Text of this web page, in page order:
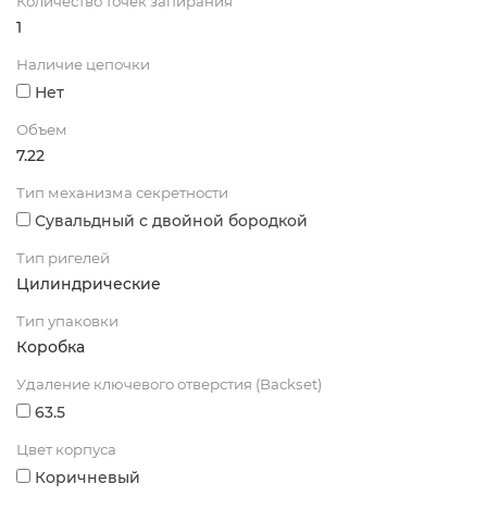
1
Наличие цепочки
Нет
Объем
7.22
Тип механизма секретности
Сувальдный с двойной бородкой
Тип ригелей
Цилиндрические
Тип упаковки
Коробка
Удаление ключевого отверстия (Backset)
63.5
Цвет корпуса
Коричневый